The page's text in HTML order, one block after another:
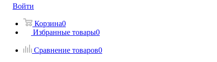
Войти
Корзина0
Избранные товары0
Сравнение товаров0